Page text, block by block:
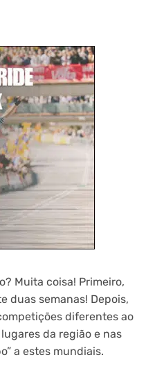
Muita coisa! Primeiro,
duas semanas! Depois,
diferentes ao
da região e nas
a estes mundiais.